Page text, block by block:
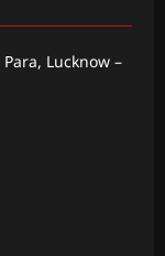
Lucknow –